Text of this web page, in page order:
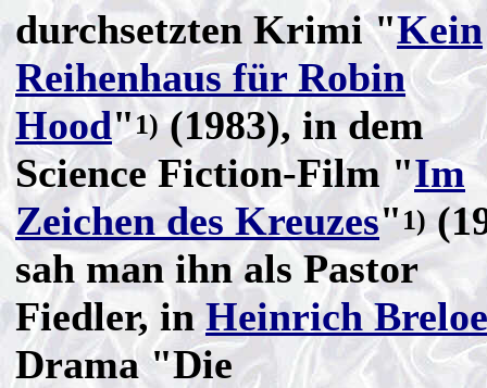
durchsetzten Krimi "Kein
Reihenhaus für Robin
Hood"1)(1983), in dem
Science Fiction-Film "Im
Zeichen des Kreuzes"1)
sah man ihn als Pastor
Fiedler, inHeinrich
Drama "Die